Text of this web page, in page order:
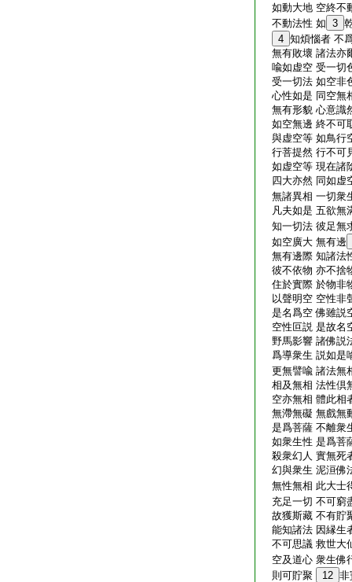
如動大地 空終不
不動法性 如 3
4 知煩惱者 不
無有敗壞 諸法亦
喩如虚空 受一切
受一切法 如空非
心性如是 同空無
無有形貌 心意識
如空無邊 終不可
與虚空等 如鳥行
行菩提然 行不可
如虚空等 現在諸
四大亦然 同如虚
無諸異相 一切衆
凡夫如是 五欲無
知一切法 彼足無
如空廣大 無有邊
無有邊際 知諸法
彼不依物 亦不捨
住於實際 於物非
以聲明空 空性非
是名爲空 佛雖説
空性叵説 是故名
野馬影響 諸佛説
爲導衆生 説如是
更無譬喩 諸法無
相及無相 法性倶
空亦無相 體此相
無滯無礙 無戲無
是爲菩薩 不離衆
如衆生性 是爲菩
殺衆幻人 實無死
幻與衆生 泥洹佛
無性無相 此大士
充足一切 不可窮
故獲斯藏 不有貯
能知諸法 因縁生
不可思議 救世大
空及道心 衆生佛
則可貯聚
12 非